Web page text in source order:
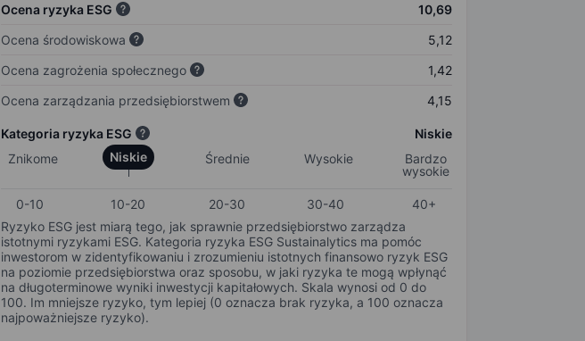
Ocena ryzyka ESG
10,69
Ocena środowiskowa
5,12
Ocena zagrożenia społecznego
1,42
Ocena zarządzania przedsiębiorstwem
4,15
Kategoria ryzyka ESG
Niskie
Znikome
Niskie Średnie Wysokie
Bardzo
wysokie
0-10 10-20 20-30 30-40
40+
Ryzyko ESG jest miarą tego, jak sprawnie przedsiębiorstwo zarządza
istotnymi ryzykami ESG. Kategoria ryzyka ESG Sustainalytics ma pomóc
inwestorom w zidentyfikowaniu i zrozumieniu istotnych finansowo ryzyk ESG
na poziomie przedsiębiorstwa oraz sposobu, w jaki ryzyka te mogą wpłynąć
na długoterminowe wyniki inwestycji kapitałowych. Skala wynosi od 0 do
100. Im mniejsze ryzyko, tym lepiej (0 oznacza brak ryzyka, a 100 oznacza
najpoważniejsze ryzyko).